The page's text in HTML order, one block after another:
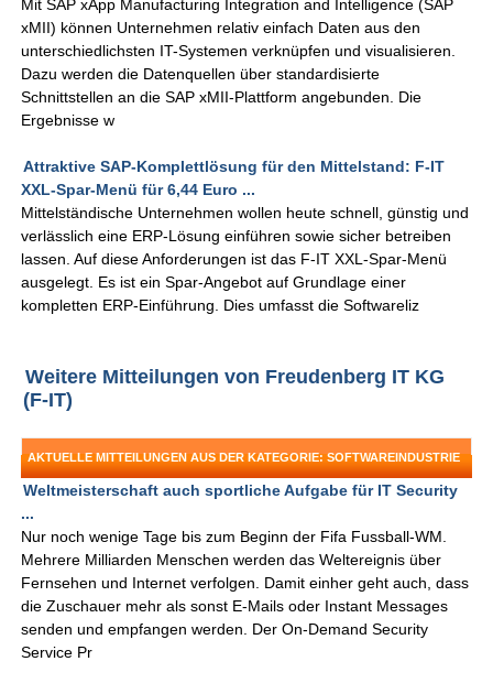
Mit SAP xApp Manufacturing Integration and Intelligence (SAP
xMII) können Unternehmen relativ einfach Daten aus den
unterschiedlichsten IT-Systemen verknüpfen und visualisieren.
Dazu werden die Datenquellen über standardisierte
Schnittstellen an die SAP xMII-Plattform angebunden. Die
Ergebnisse w
Attraktive SAP-Komplettlösung für den Mittelstand: F-IT
XXL-Spar-Menü für 6,44 Euro ...
Mittelständische Unternehmen wollen heute schnell, günstig und
verlässlich eine ERP-Lösung einführen sowie sicher betreiben
lassen. Auf diese Anforderungen ist das F-IT XXL-Spar-Menü
ausgelegt. Es ist ein Spar-Angebot auf Grundlage einer
kompletten ERP-Einführung. Dies umfasst die Softwareliz
Weitere Mitteilungen von Freudenberg IT KG
(F-IT)
AKTUELLE MITTEILUNGEN AUS DER KATEGORIE: SOFTWAREINDUSTRIE
Weltmeisterschaft auch sportliche Aufgabe für IT Security
...
Nur noch wenige Tage bis zum Beginn der Fifa Fussball-WM.
Mehrere Milliarden Menschen werden das Weltereignis über
Fernsehen und Internet verfolgen. Damit einher geht auch, dass
die Zuschauer mehr als sonst E-Mails oder Instant Messages
senden und empfangen werden. Der On-Demand Security
Service Pr